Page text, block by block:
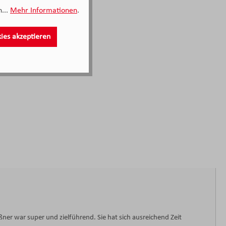
war super und zielführend. Sie hat sich ausreichend Zeit
Mehr Informationen.
akzeptieren